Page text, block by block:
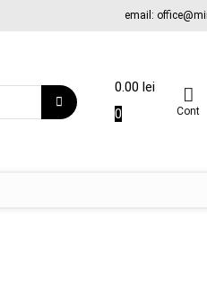
email:
0.00 lei
0
Cont